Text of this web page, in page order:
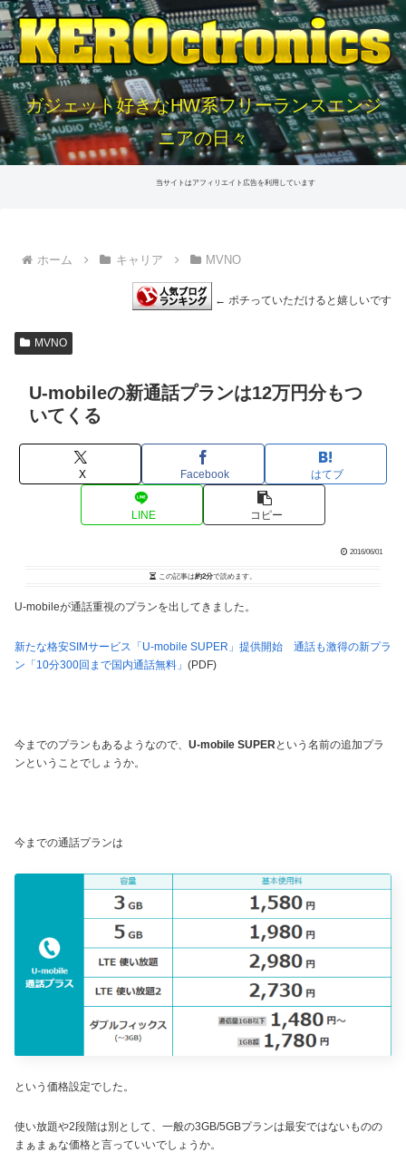
ガジェット好きなHW系フリーランスエンジ
ニアの日々
当サイトはアフィリエイト広告を利用しています
ホーム キャリア MVNO
← ポチっていただけると嬉しいです
MVNO
U-mobileの新通話プランは12万円分もつ
いてくる
X Facebook はてブ
LINE コピー
2016/06/01
この記事は約2分で読めます。
U-mobileが通話重視のプランを出してきました。
新たな格安SIMサービス「U-mobile SUPER」提供開始 通話も激得の新プラ
ン「10分300回まで国内通話無料」 (PDF)
今までのプランもあるようなので、 U-mobile SUPERという名前の追加プラ
ンということでしょうか。
今までの通話プランは
という価格設定でした。
使い放題や2段階は別として、一般の3GB/5GBプランは最安ではないものの
まぁまぁな価格と言っていいでしょうか。